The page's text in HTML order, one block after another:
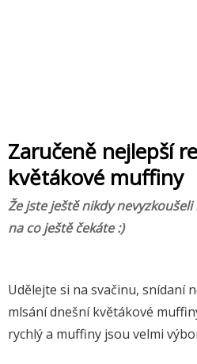
Zaručeně nejlepší
květákové muffiny
Že jste ještě nikdy
na co ještě čekáte :)
Udělejte si na svačinu, snídaní
mlsání dnešní květákové
rychlý a muffiny jsou velmi